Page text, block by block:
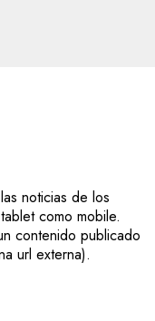
noticias de los
como mobile.
contenido publicado
url externa).